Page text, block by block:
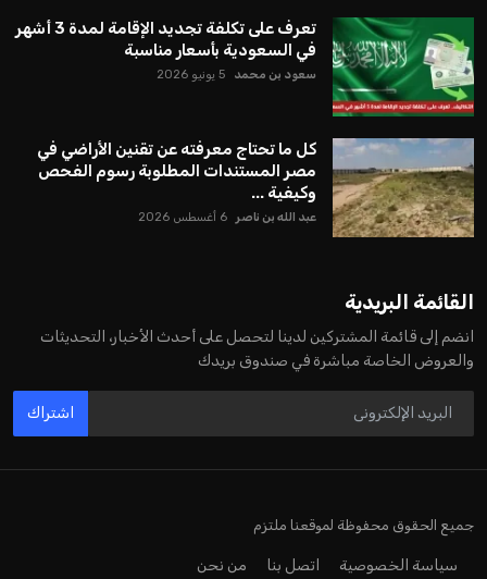
تعرف على تكلفة تجديد الإقامة لمدة 3 أشهر
في السعودية بأسعار مناسبة
سعود بن محمد 5 يونيو 2026
كل ما تحتاج معرفته عن تقنين الأراضي في
مصر المستندات المطلوبة رسوم الفحص
وكيفية ...
عبد الله بن ناصر 6 أغسطس 2026
القائمة البريدية
انضم إلى قائمة المشتركين لدينا لتحصل على أحدث الأخبار، التحديثات
والعروض الخاصة مباشرة في صندوق بريدك
اشتراك
جميع الحقوق محفوظة لموقعنا ملتزم
سياسة الخصوصية اتصل بنا من نحن